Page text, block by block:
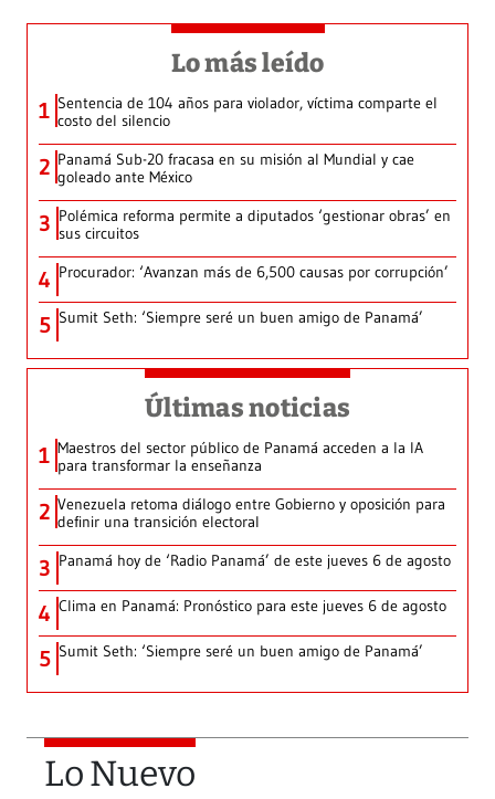
Lo más leído
1 Sentencia de 104 años para violador, víctima comparte el
costo del silencio
2 Panamá Sub-20 fracasa en su misión al Mundial y cae
goleado ante México
3 Polémica reforma permite a diputados ‘gestionar obras’ en
sus circuitos
4 Procurador: ‘Avanzan más de 6,500 causas por corrupción’
5 Sumit Seth: ‘Siempre seré un buen amigo de Panamá’
Últimas noticias
1 Maestros del sector público de Panamá acceden a la IA
para transformar la enseñanza
2 Venezuela retoma diálogo entre Gobierno y oposición para
definir una transición electoral
3 Panamá hoy de ‘Radio Panamá’ de este jueves 6 de agosto
4 Clima en Panamá: Pronóstico para este jueves 6 de agosto
5 Sumit Seth: ‘Siempre seré un buen amigo de Panamá’
Lo Nuevo